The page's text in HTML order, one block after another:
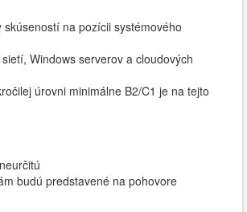
na pozícii systémového
Windows serverov a cloudových
úrovni minimálne B2/C1 je na tejto
budú predstavené na pohovore